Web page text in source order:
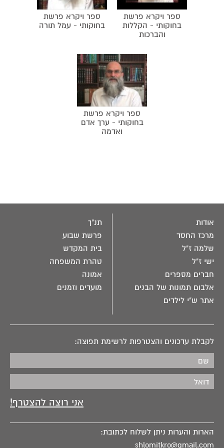
ספר ויקרא פרשת
בחוקותי - הקללות
והברכות
ספר ויקרא פרשת
בחוקותי - עמל תורה
ספר ויקרא פרשת
בחוקותי - ערך אדם
ואדמה
אודות
מרכז החסד
שלמה ז"ל
ישי ז"ל
חברים מספרים
אלבום תמונות של הבנים
אתר ש"י לילדים
תנ"ך
פרשת שבוע
בית המקדש
טהרת המשפחה
אמונה
מועדים וזמנים
לקבלת עדכונים והצטרפות לרשימת תפוצה:
הארות והערות ניתן לשלוח לכתובת:
shlomitkro@gmail.com